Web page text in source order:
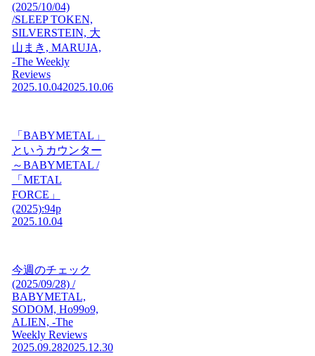
(2025/10/04)
/SLEEP TOKEN,
SILVERSTEIN, 大
山まき, MARUJA,
-The Weekly
Reviews
2025.10.042025.10.06
「BABYMETAL」
というカウンター
～BABYMETAL /
「METAL
FORCE」
(2025):94p
2025.10.04
今週のチェック
(2025/09/28) /
BABYMETAL,
SODOM, Ho99o9,
ALIEN, -The
Weekly Reviews
2025.09.282025.12.30